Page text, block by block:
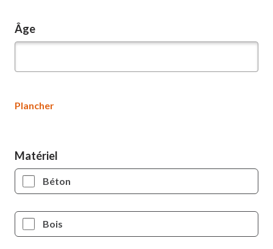
Âge
Plancher
Matériel
Béton
Bois